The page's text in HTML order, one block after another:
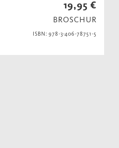
19,95 €
BROSCHUR
ISBN: 978-3-406-78751-5